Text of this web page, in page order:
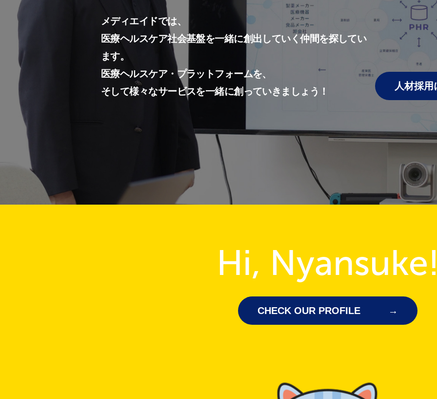
メディエイドでは、
医療ヘルスケア社会基盤を一緒に創出していく仲間を探してい
ます。
医療ヘルスケア・プラットフォームを、
そして様々なサービスを一緒に創っていきましょう！
人材採
Hi,
CHECK OUR PROFILE